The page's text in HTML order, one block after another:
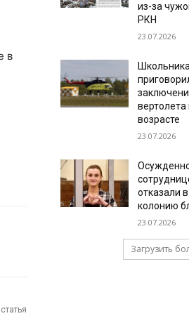
в
из-за
РКН
23.07.2026
возрасте
23.07.2026
отказали
колонию
23.07.2026
Загрузить